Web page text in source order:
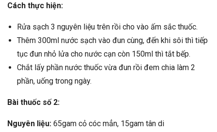
Cách thực hiện:
Rửa sạch 3 nguyên liệu trên rồi cho vào ấm sắc thuốc.
Thêm 300ml nước sạch vào đun cùng, đến khi sôi thì tiếp
tục đun nhỏ lửa cho nước cạn còn 150ml thì tắt bếp.
Chắt lấy phần nước thuốc vừa đun rồi đem chia làm 2
phần, uống trong ngày.
Bài thuốc số 2:
Nguyên liệu: 65gam cỏ cóc mẳn, 15gam tân di